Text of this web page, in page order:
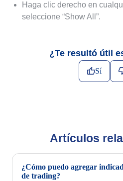
Haga clic derecho en
seleccione “Show All”.
¿Te resultó útil
Sí
Artículos
¿Cómo puedo agregar
de trading?